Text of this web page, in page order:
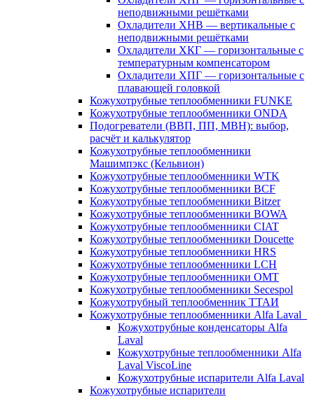
неподвижными решётками
Охладители ХНВ — вертикальные с
неподвижными решётками
Охладители ХКГ — горизонтальные с
температурным компенсатором
Охладители ХПГ — горизонтальные с
плавающей головкой
Кожухотрубные теплообменники FUNKE
Кожухотрубные теплообменники ONDA
Подогреватели (ВВП, ПП, МВН): выбор,
расчёт и калькулятор
Кожухотрубные теплообменники
Машимпэкс (Кельвион)
Кожухотрубные теплообменники WTK
Кожухотрубные теплообменники BCF
Кожухотрубные теплообменники Bitzer
Кожухотрубные теплообменники BOWA
Кожухотрубные теплообменники CIAT
Кожухотрубные теплообменники Doucette
Кожухотрубные теплообменники HRS
Кожухотрубные теплообменники LCH
Кожухотрубные теплообменники OMT
Кожухотрубные теплообменники Secespol
Кожухотрубный теплообменник ТТАИ
Кожухотрубные теплообменники Alfa Laval
Кожухотрубные конденсаторы Alfa
Laval
Кожухотрубные теплообменники Alfa
Laval ViscoLine
Кожухотрубные испарители Alfa Laval
Кожухотрубные испарители